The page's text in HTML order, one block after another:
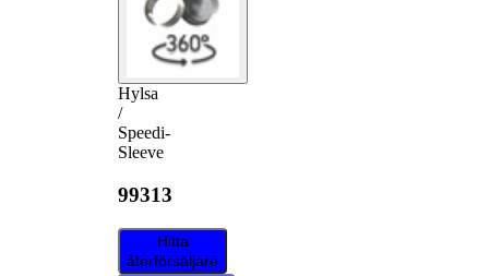
Hylsa
/
Speedi-
Sleeve
99313
Hitta
återförsäljare